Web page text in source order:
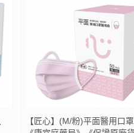
【匠心】(M/粉)平面醫用口